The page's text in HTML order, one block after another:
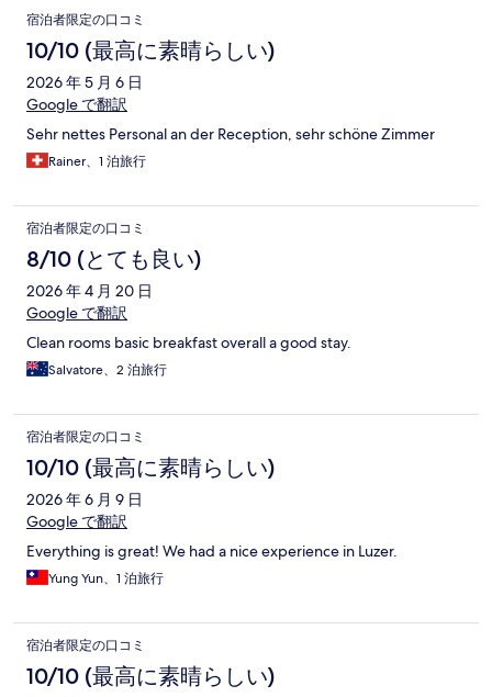
宿泊者限定の口コミ
10/10 (最高に素晴らしい)
2026 年 5 月 6 日
Google で翻訳
Sehr nettes Personal an der Reception, sehr schöne Zimmer
Rainer、1 泊旅行
宿泊者限定の口コミ
8/10 (とても良い)
2026 年 4 月 20 日
Google で翻訳
Clean rooms basic breakfast overall a good stay.
Salvatore、2 泊旅行
宿泊者限定の口コミ
10/10 (最高に素晴らしい)
2026 年 6 月 9 日
Google で翻訳
Everything is great! We had a nice experience in Luzer.
Yung Yun、1 泊旅行
宿泊者限定の口コミ
10/10 (最高に素晴らしい)